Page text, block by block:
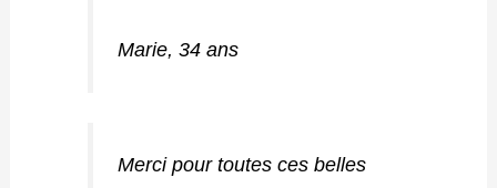
Marie, 34 ans
Merci pour toutes ces belles